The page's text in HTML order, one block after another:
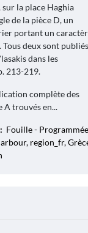
la place Haghia
de la pièce D, un
portant un
Tous deux sont publiés
dans les
213-219.
complète des
A trouvés en...
Fouille - Programmée
region_fr,